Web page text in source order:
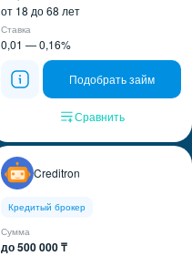
от 18 до 68 лет
Ставка
0,01 — 0,16%
Подобрать займ
Сравнить
Creditron
Кредитый брокер
Сумма
до 500 000 ₸